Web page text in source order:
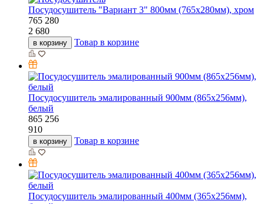
Посудосушитель "Вариант 3" 800мм (765х280мм), хром
765 280
2 680
в корзину Товар в корзине
Посудосушитель эмалированный 900мм (865х256мм),
белый
865 256
910
в корзину Товар в корзине
Посудосушитель эмалированный 400мм (365х256мм),